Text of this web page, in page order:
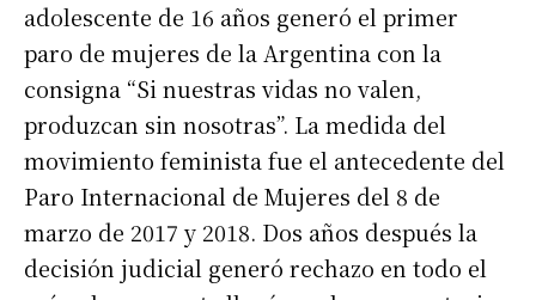
adolescente de 16 años generó el primer
paro de mujeres de la Argentina con la
consigna “Si nuestras vidas no valen,
produzcan sin nosotras”. La medida del
movimiento feminista fue el antecedente del
Paro Internacional de Mujeres del 8 de
marzo de 2017 y 2018. Dos años después la
decisión judicial generó rechazo en todo el